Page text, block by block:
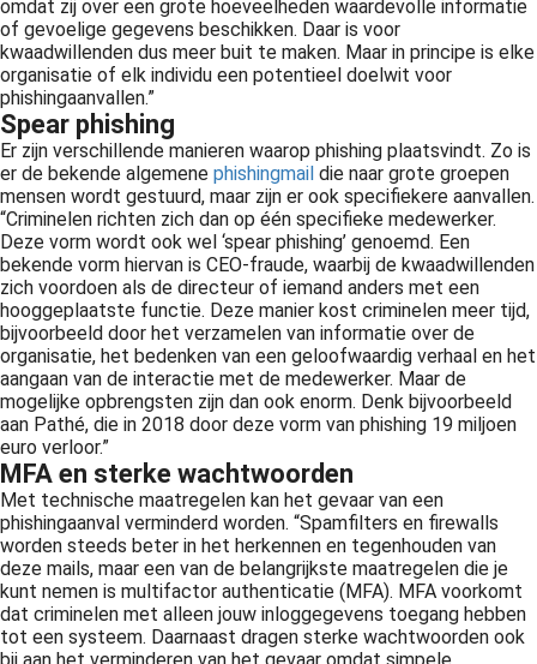
omdat zij over een grote hoeveelheden waardevolle informatie
of gevoelige gegevens beschikken. Daar is voor
kwaadwillenden dus meer buit te maken. Maar in principe is elke
organisatie of elk individu een potentieel doelwit voor
phishingaanvallen.”
Spear phishing
Er zijn verschillende manieren waarop phishing plaatsvindt. Zo is
er de bekende algemene phishingmail die naar grote groepen
mensen wordt gestuurd, maar zijn er ook specifiekere aanvallen.
“Criminelen richten zich dan op één specifieke medewerker.
Deze vorm wordt ook wel ‘spear phishing’ genoemd. Een
bekende vorm hiervan is CEO-fraude, waarbij de kwaadwillenden
zich voordoen als de directeur of iemand anders met een
hooggeplaatste functie. Deze manier kost criminelen meer tijd,
bijvoorbeeld door het verzamelen van informatie over de
organisatie, het bedenken van een geloofwaardig verhaal en het
aangaan van de interactie met de medewerker. Maar de
mogelijke opbrengsten zijn dan ook enorm. Denk bijvoorbeeld
aan Pathé, die in 2018 door deze vorm van phishing 19 miljoen
euro verloor.”
MFA en sterke wachtwoorden
Met technische maatregelen kan het gevaar van een
phishingaanval verminderd worden. “Spamfilters en firewalls
worden steeds beter in het herkennen en tegenhouden van
deze mails, maar een van de belangrijkste maatregelen die je
kunt nemen is multifactor authenticatie (MFA). MFA voorkomt
dat criminelen met alleen jouw inloggegevens toegang hebben
tot een systeem. Daarnaast dragen sterke wachtwoorden ook